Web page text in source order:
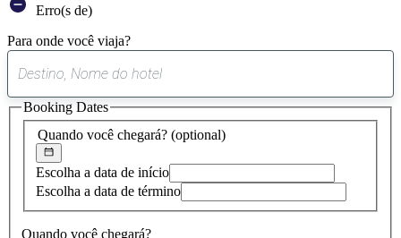
Erro(s de)
Para onde você viaja?
sugestão
encontrada
Quando você chegará? (optional)
Escolha a data de início
Escolha a data de término
Quando você chegará?
Booking Dates